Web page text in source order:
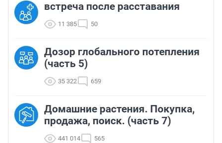
встреча после расставания
11 385 50
Дозор глобального потепления
(часть 5)
35 322 659
Домашние растения. Покупка,
продажа, поиск. (часть 7)
441 014 565